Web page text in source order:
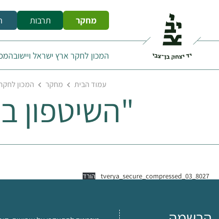
מחקר תרבות
המכון לחקר ארץ ישראל ויישובה
עמוד הבית מחקר המכון
"השיטפון בטבריה"
8027_03_tverya_secure_compressed הורד